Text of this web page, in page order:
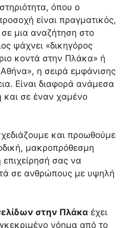
όπου ο
είναι πραγματικός,
σε μια αναζήτηση στο
ψάχνει «δικηγόρος
κοντά στην Πλάκα» ή
η σειρά εμφάνισης
Είναι διαφορά ανάμεσα
και σε έναν χαμένο
και προωθούμε
μακροπρόθεσμη
σας να
σε ανθρώπους με υψηλή
στην Πλάκα έχει
νόημα από το